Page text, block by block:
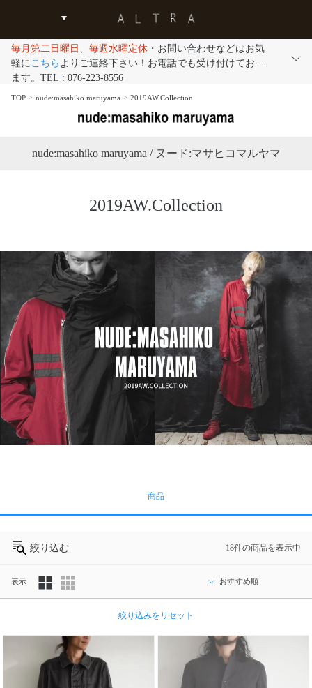
毎月第二日曜日、毎週水曜定休 ・お問い合わせなどはお気
軽にこちら よりご連絡下さい！お電話でも受け付けており
ます。TEL : 076-223-8556
TOP nude:masahiko maruyama 2019AW.Collection
nude:masahiko maruyama / ヌード:マサヒコマルヤマ
2019AW.Collection
商品
絞り込む 18件の商品を表示中
表示
絞り込みをリセット